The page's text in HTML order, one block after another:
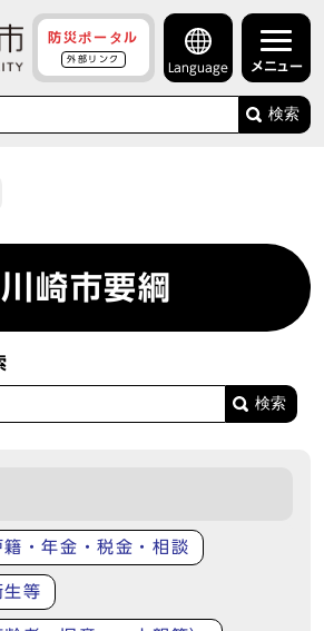
防災ポータル
外部リンク
Language メニュー
検索
崎市要綱
・年金・税金・相談
生等